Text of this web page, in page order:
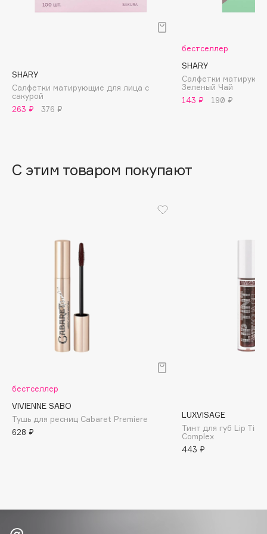
Banderas
Basicare
Beautyblades
НОВИНКА
Boadicea The Victorious
BOOMSHOP
BORK
Brunello Cucinelli
Bvlgari
SHARY
Салфетки матирующие для лица с
сакурой
263 ₽
376 ₽
бестселлер
SHARY
Салфетки
Зеленый Чай
143 ₽
190 ₽
С этим товаром покупают
бестселлер
VIVIENNE SABO
Тушь для ресниц Cabaret Premiere
628 ₽
LUXVISAGE
Тинт для губ Lip Tint
Complex
443 ₽